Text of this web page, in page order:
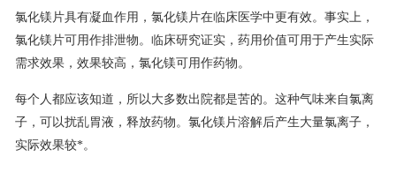
氯化镁片具有凝血作用，氯化镁片在临床医学中更有效。事实上，
氯化镁片可用作排泄物。临床研究证实，药用价值可用于产生实际
需求效果，效果较高，氯化镁可用作药物。
每个人都应该知道，所以大多数出院都是苦的。这种气味来自氯离
子，可以扰乱胃液，释放药物。氯化镁片溶解后产生大量氯离子，
实际效果较*。